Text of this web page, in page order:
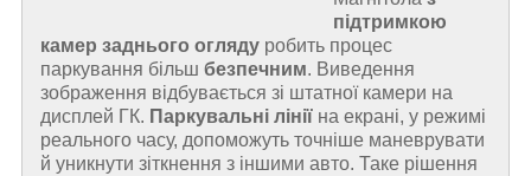
підтримкою
камер заднього огляду робить процес
паркування більш безпечним. Виведення
зображення відбувається зі штатної камери на
дисплей ГК. Паркувальні лінії на екрані, у режимі
реального часу, допоможуть точніше маневрувати
й уникнути зіткнення з іншими авто. Таке рішення